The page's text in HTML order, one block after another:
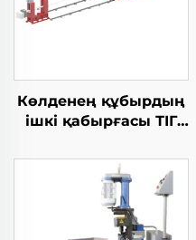
Көлденең құбырдың
ішкі қабырғасы ТІГ